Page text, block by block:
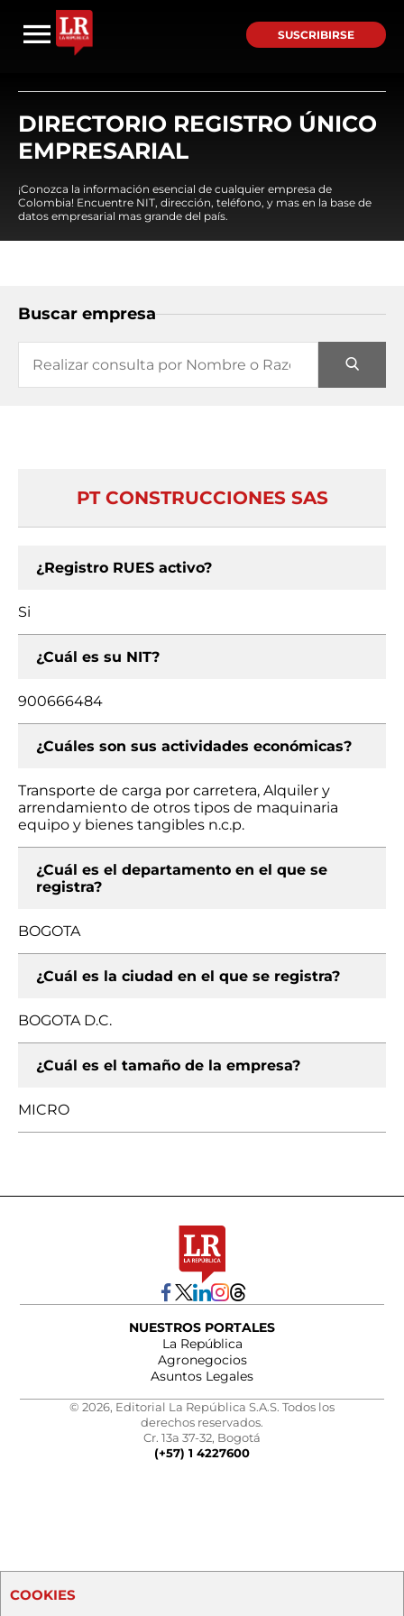
SUSCRIBIRSE
DIRECTORIO REGISTRO ÚNICO
EMPRESARIAL
¡Conozca la información esencial de cualquier empresa de
Colombia! Encuentre NIT, dirección, teléfono, y mas en la base de
datos empresarial mas grande del país.
Buscar empresa
PT CONSTRUCCIONES SAS
¿Registro RUES activo?
Si
¿Cuál es su NIT?
900666484
¿Cuáles son sus actividades económicas?
Transporte de carga por carretera, Alquiler y
arrendamiento de otros tipos de maquinaria
equipo y bienes tangibles n.c.p.
¿Cuál es el departamento en el que se
registra?
BOGOTA
¿Cuál es la ciudad en el que se registra?
BOGOTA D.C.
¿Cuál es el tamaño de la empresa?
MICRO
NUESTROS PORTALES
La República
Agronegocios
Asuntos Legales
© 2026, Editorial La República S.A.S. Todos los
derechos reservados.
Cr. 13a 37-32, Bogotá
(+57) 1 4227600
COOKIES